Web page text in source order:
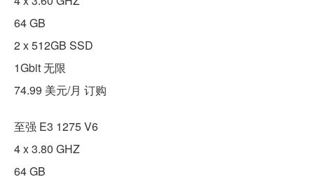
64 GB
2 x 512GB SSD
1Gbit 无限
74.99 美元/月 订购
至强 E3 1275 V6
4 x 3.80 GHZ
64 GB